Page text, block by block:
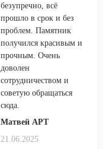
безупречно, всё
прошло в срок и без
проблем. Памятник
получился красивым и
прочным. Очень
доволен
сотрудничеством и
советую обращаться
сюда.
Матвей АРТ
21.06.2025